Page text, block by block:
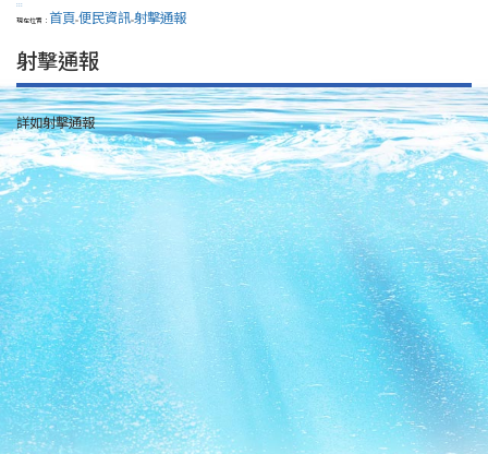
:::
現在位置： 首頁>便民資訊>射擊通報
射擊通報
詳如射擊通報